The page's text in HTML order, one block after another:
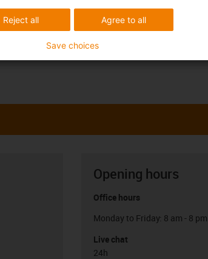
Opening hours
Office hours
Monday to Friday: 8 am - 8 pm
Live chat
24h
Agree to all
Reject all
Save choices